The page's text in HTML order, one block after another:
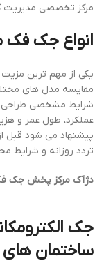
مرکز تخصصی مدیریت
انواع جک
یکی از مهم ترین
مقایسه مدل های
شرایط مشخصی طراحی
عملکرد، طول عمر و
پیشنهاد می شود قبل
تردد روزانه و
دژآک مرکز پخش جک
جک
ساختمان